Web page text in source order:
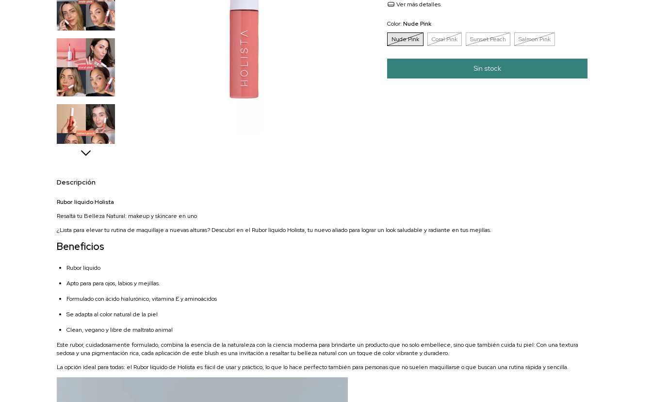
Ver más detalles
Color: Nude Pink
Nude Pink
Coral Pink Sunset Peach Salmon Pink
Descripción
Rubor líquido Holista
Resaltá tu Belleza Natural: makeup y skincare en uno
¿Lista para elevar tu rutina de maquillaje a nuevas alturas? Descubrí en el Rubor líquido Holista, tu nuevo aliado para lograr un look saludable y radiante en tus mejillas.
Beneficios
Rubor líquido
Apto para para ojos, labios y mejillas.
Formulado con ácido hialurónico, vitamina E y aminoácidos
Se adapta al color natural de la piel
Clean, vegano y libre de maltrato animal
Este rubor, cuidadosamente formulado, combina la esencia de la naturaleza con la ciencia moderna para brindarte un producto que no solo embellece, sino que también cuida tu piel: Con una textura
sedosa y una pigmentación rica, cada aplicación de este blush es una invitación a resaltar tu belleza natural con un toque de color vibrante y duradero.
La opción ideal para todas: el Rubor líquido de Holista es fácil de usar y práctico, lo que lo hace perfecto también para personas que no suelen maquillarse o que buscan una rutina rápida y sencilla.